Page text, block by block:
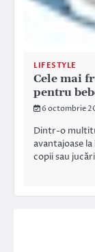
LIFESTYLE
Cele mai
pentru
6 octombrie
Dintr-o
avantajoase
copii sau